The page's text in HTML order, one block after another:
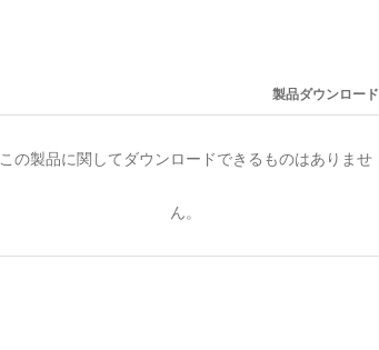
製品ダウンロード
この製品に関してダウンロードできるものはありませ
ん。